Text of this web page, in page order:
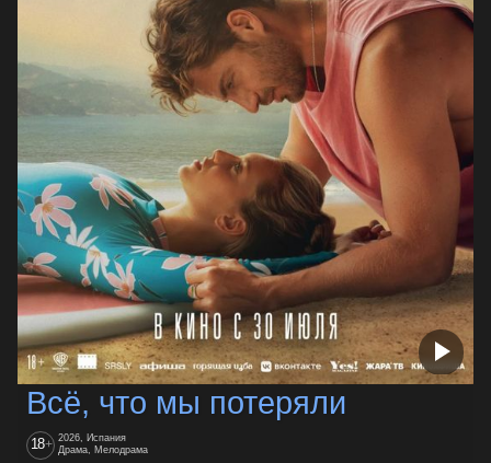
Всё, что мы потеряли
18+ 2026, Испания
Драма, Мелодрама